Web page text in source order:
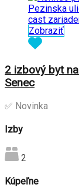
Zobraziť
2 izbový byt
Senec
✅ Novinka
Izby
2
Kúpeľne